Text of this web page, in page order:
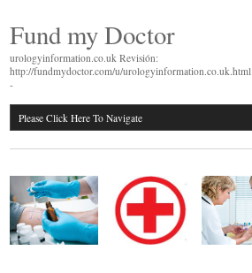
Fund my Doctor
urologyinformation.co.uk Revisión:
http://fundmydoctor.com/u/urologyinformation.co.uk.html
-